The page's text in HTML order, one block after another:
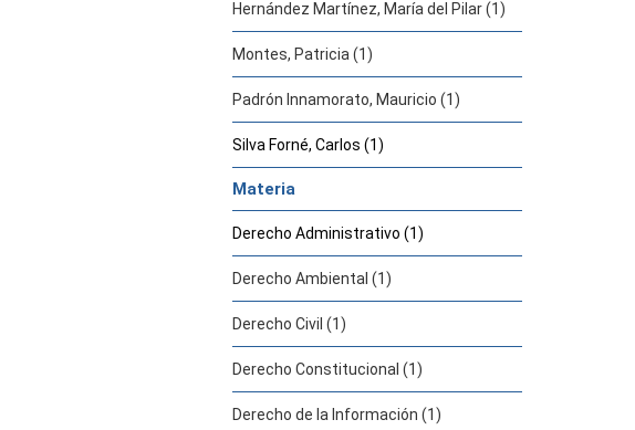
Hernández Martínez, María del Pilar (1)
Montes, Patricia (1)
Padrón Innamorato, Mauricio (1)
Silva Forné, Carlos (1)
Materia
Derecho Administrativo (1)
Derecho Ambiental (1)
Derecho Civil (1)
Derecho Constitucional (1)
Derecho de la Información (1)